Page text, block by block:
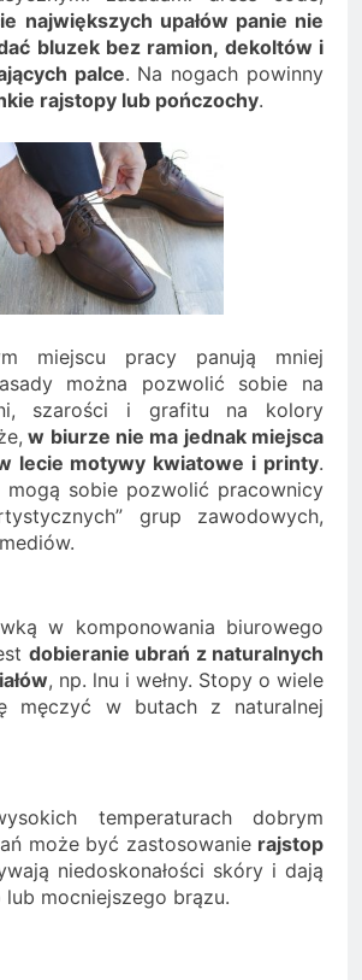
największych upałów panie nie
bluzek bez ramion, dekoltów i
palce. Na nogach powinny
rajstopy lub pończochy.
miejscu pracy panują mniej
można pozwolić sobie na
szarości i grafitu na kolory
w biurze nie ma jednak miejsca
lecie motywy kwiatowe i printy.
mogą sobie pozwolić pracownicy
grup zawodowych,
w komponowania biurowego
dobieranie ubrań z naturalnych
, np. lnu i wełny. Stopy o wiele
męczyć w butach z naturalnej
temperaturach dobrym
może być zastosowanie rajstop
niedoskonałości skóry i dają
mocniejszego brązu.